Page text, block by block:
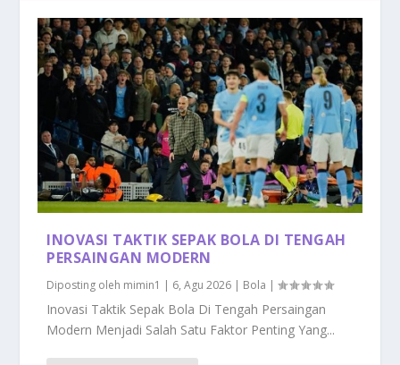
INOVASI TAKTIK SEPAK BOLA DI TENGAH
PERSAINGAN MODERN
Diposting oleh mimin1 | 6, Agu 2026 | Bola |
Inovasi Taktik Sepak Bola Di Tengah Persaingan
Modern Menjadi Salah Satu Faktor Penting Yang...